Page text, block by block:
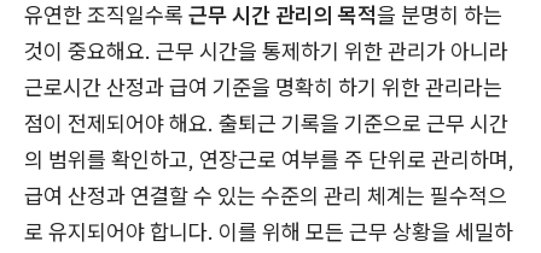
유연한 조직일수록 근무 시간 관리의 목적을 분명히 하는
것이 중요해요. 근무 시간을 통제하기 위한 관리가 아니라
근로시간 산정과 급여 기준을 명확히 하기 위한 관리라는
점이 전제되어야 해요. 출퇴근 기록을 기준으로 근무 시간
의 범위를 확인하고, 연장근로 여부를 주 단위로 관리하며,
급여 산정과 연결할 수 있는 수준의 관리 체계는 필수적으
로 유지되어야 합니다. 이를 위해 모든 근무 상황을 세밀하